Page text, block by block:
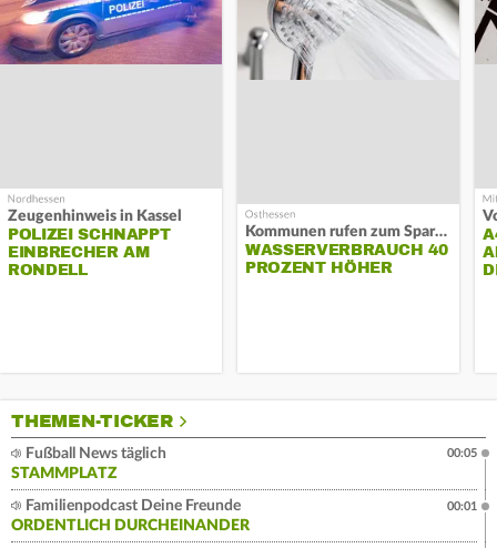
Zeugenhinweis in Kassel
POLIZEI SCHNAPPT
EINBRECHER AM
RONDELL
Kommunen rufen zum Sparen auf
WASSERVERBRAUCH 40
PROZENT HÖHER
THEMEN-TICKER
Fußball News täglich
STAMMPLATZ
00:05
Familienpodcast Deine Freunde
ORDENTLICH DURCHEINANDER
00:01